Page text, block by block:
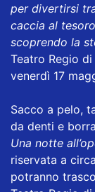
per divertirsi
caccia al tesoro
scoprendo la
Teatro Regio di
venerdì 17
Sacco a pelo,
da denti e
Una notte
riservata a
potranno